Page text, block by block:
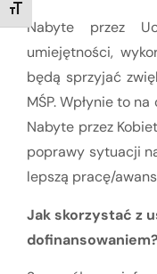
TOGGLE FONT SIZE
Nabyte przez
umiejętności,
będą sprzyjać
MŚP. Wpłynie to
Nabyte przez
poprawy sytuacji
lepszą pracę/
Jak skorzystać z
dofinansowaniem?